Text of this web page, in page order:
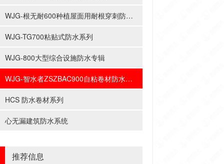
WJG-根无耐600种植屋面用耐根穿刺防水系列
WJG-TG700粘贴式防水系列
WJG-800大型综合设施防水专辑
WJG-智水者ZSZBAC900自粘卷材防水系列
HCS 防水卷材系列
心无漏建筑防水系统
推荐信息